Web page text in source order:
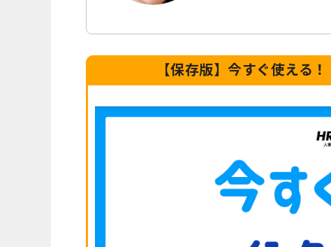
【保存版】今すぐ使える！